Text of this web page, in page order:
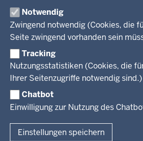
Notwendig
Zwingend notwendig (Cookies, die
Seite zwingend vorhanden sein
Tracking
Nutzungsstatistiken (Cookies, die
Ihrer Seitenzugriffe notwendig sind.)
Chatbot
Einwilligung zur Nutzung des
Einstellungen speichern
TIM-online
Webdienste
Leitbild
Personalvertretung
Regierungsbezirk
Reisekostenstelle
Veranstaltungen
Stellenangebote
Stellenangebote Schule
Praktikum
Referendariate
Bewerbung
Vormerkstelle NRW
PRESSE
Mediathek
Newsletter
Pressekontakt
Pressemitteilungen
Publikationen
VERFAHREN UND
Bekanntmachungen
Legionellen
Luftreinhaltepläne
Verfahrensübersichten
Überwachung umweltrelevanter Anlagen
Facebook
Instagram
LinkedIn
© 2026 Bezirksregierung Köln
Organisationsplan
Lizenzbedingungen
Dokumente und Ressourcen
Kontakt